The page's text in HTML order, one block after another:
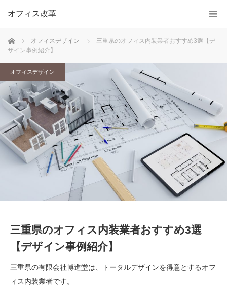
オフィス改革
ホーム オフィスデザイン
三重県のオフィス内装業者おすすめ3選【デ
ザイン事例紹介】
オフィスデザイン
三重県のオフィス内装業者おすすめ3選
【デザイン事例紹介】
三重県の有限会社博進堂は、トータルデザインを得意とするオフ
ィス内装業者です。